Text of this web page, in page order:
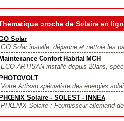
proche de Solaire en
Solar
GO Solar installe, dépanne et nettoie les
Confort Habitat MCH
ECO ARTISAN installé depuis 20ans,
Votre Artisan spécialiste des énergies
Solaire - SOLEST - INNEA
PHŒNIX Solaire : Fournisseur allemand